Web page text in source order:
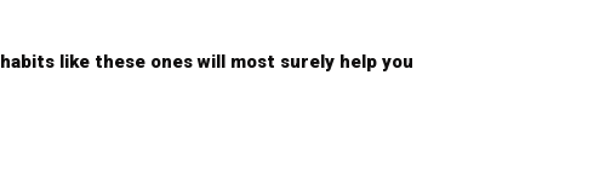
like these ones will most surely help you